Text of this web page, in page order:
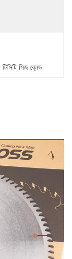
টিসিটি সিজ ব্লেড